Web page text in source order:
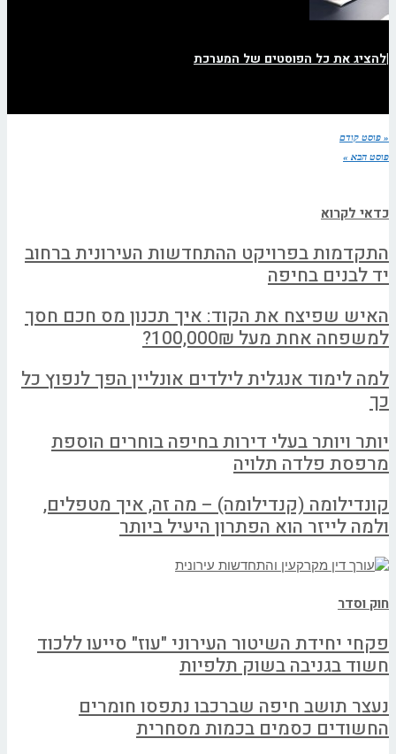
|להציג את כל הפוסטים של המערכת
« פוסט קודם
פוסט הבא »
כדאי לקרוא
התקדמות בפרויקט ההתחדשות העירונית ברחוב
יד לבנים בחיפה
האיש שפיצח את הקוד: איך תכנון מס חכם חסך
למשפחה אחת מעל 100,000₪?
למה לימוד אנגלית לילדים אונליין הפך לנפוץ כל
כך
יותר ויותר בעלי דירות בחיפה בוחרים הוספת
מרפסת פלדה תלויה
קונדילומה (קנדילומה) – מה זה, איך מטפלים,
ולמה לייזר הוא הפתרון היעיל ביותר
חוק וסדר
פקחי יחידת השיטור העירוני "עוז" סייעו ללכוד
חשוד בגניבה בשוק תלפיות
נעצר תושב חיפה שברכבו נתפסו חומרים
החשודים כסמים בכמות מסחרית